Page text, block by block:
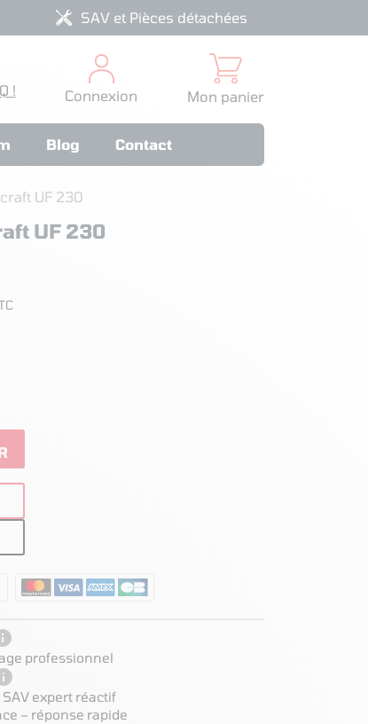
SAV et Pièces détachées
!
Connexion Mon panier
Blog Contact
UF 230
UF 230
professionnel
expert réactif
– réponse rapide